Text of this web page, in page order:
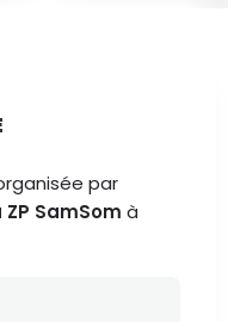
par
SamSom à